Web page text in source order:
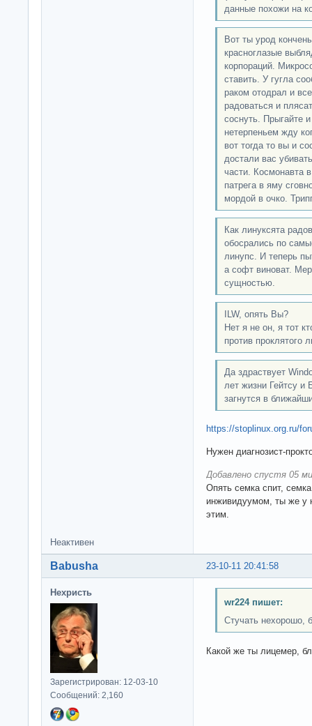
данные похожи на
Вот ты урод
красноглазые
корпораций.
ставить. У гугла
раком отодрал и
радоваться и
соснуть. Прыгайте
нетерпеньем жду
вот тогда то вы и
достали вас
части. Космонавта
патрега в яму
мордой в очко.
Как линуксята
обосрались по
линупс. И теперь
а софт виноват.
сущностью.
ILW, опять Вы?
Нет я не он, я тот
против проклятого
Да здраствует
лет жизни Гейтсу
загнутся в
https://stoplinux.org.ru/
Нужен диагнозист-
Добавлено спустя 05
Опять семка спит,
инживидуумом, ты же у
этим.
Неактивен
23-10-11 20:41:58
Babusha
Нехристь
Зарегистрирован: 12-03-10
Сообщений: 2,160
wr224 пишет:
Стучать нехорошо,
Какой же ты лицемер,